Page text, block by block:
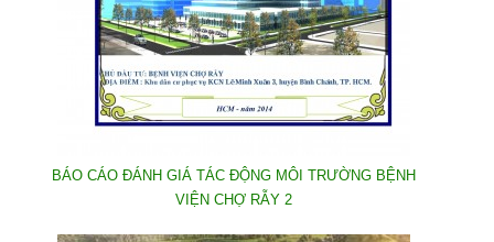
BÁO CÁO ĐÁNH GIÁ TÁC ĐỘNG MÔI TRƯỜNG BỆNH
VIỆN CHỢ RẪY 2